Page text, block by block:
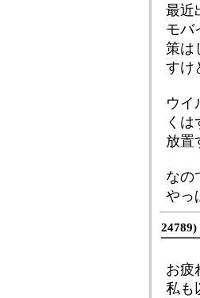
最近
モバ
策は
すけ
ウイ
く
放置
なの
やっ
お疲
私も